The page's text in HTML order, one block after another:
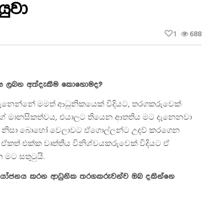
688
1
ලබන අත්දැකීම කොහොමද?
මමත් ආධුනිකයෙක් විදියට, තරගකරුවෙක්
මානසිකත්වය, එයාලට තියෙන ආතතිය මට දැනෙනවා
බොහෝ වෙලාවට ඒගොල්ලන්ට උදව් කරගෙන
එක්ක වෘත්තීය විනිශ්චයකරුවෙක් විදියට ඒ
මට සතුටුයි.
කරන ආධුනික තරගකරුවන්ව ඔබ දකින්නෙ